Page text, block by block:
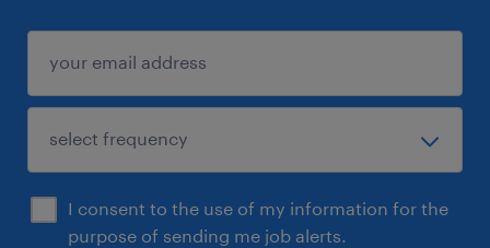
I consent to the use of my information for the
purpose of sending me job alerts.